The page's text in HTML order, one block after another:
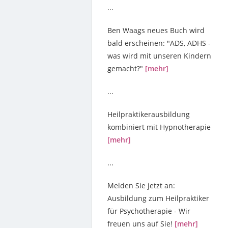
...
Ben Waags neues Buch wird
bald erscheinen: "ADS, ADHS -
was wird mit unseren Kindern
gemacht?" [mehr]
...
Heilpraktikerausbildung
kombiniert mit Hypnotherapie
[mehr]
...
Melden Sie jetzt an:
Ausbildung zum Heilpraktiker
für Psychotherapie - Wir
freuen uns auf Sie! [mehr]